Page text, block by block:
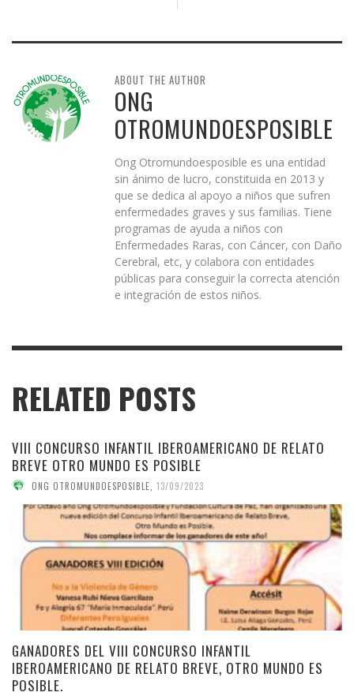
ABOUT THE AUTHOR
ONG
OTROMUNDOESPOSIBLE
Ong Otromundoesposible es una entidad
sin ánimo de lucro, constituida en 2013 y
que se dedica al apoyo a niños que sufren
enfermedades graves y sus familias. Tiene
programas de ayuda a niños con
Enfermedades Raras, con Cáncer, con Daño
Cerebral, etc, y colabora con entidades
públicas para conseguir la correcta atención
e integración de estos niños.
RELATED POSTS
VIII CONCURSO INFANTIL IBEROAMERICANO DE RELATO
BREVE OTRO MUNDO ES POSIBLE
ONG OTROMUNDOESPOSIBLE 13/09/2023
GANADORES DEL VIII CONCURSO INFANTIL
IBEROAMERICANO DE RELATO BREVE, OTRO MUNDO ES
POSIBLE.